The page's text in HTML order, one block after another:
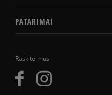
Raskite mus
PATARIMAI